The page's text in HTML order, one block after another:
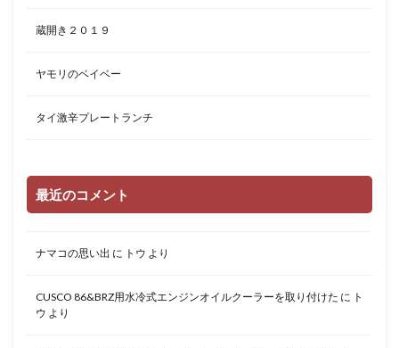
蔵開き２０１９
ヤモリのベイベー
タイ激辛プレートランチ
最近のコメント
ナマコの思い出 に トウ より
CUSCO 86&BRZ用水冷式エンジンオイルクーラーを取り付けた に ト
ウ より